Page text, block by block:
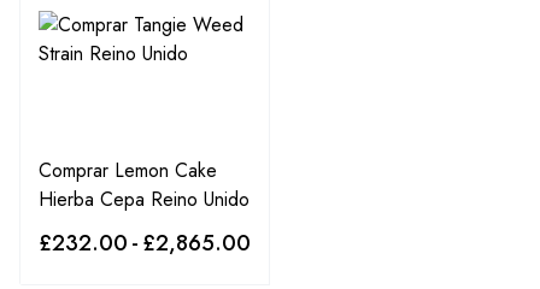
Comprar Lemon Cake
Hierba Cepa Reino Unido
£232.00-£2,865.00